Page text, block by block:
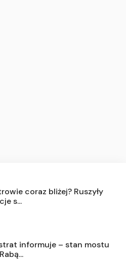
coraz bliżej? Ruszyły
s...
informuje – stan mostu